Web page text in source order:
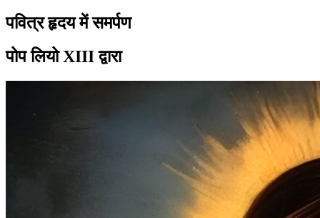
पवित्र हृदय में समर्पण
पोप लियो XIII द्वारा